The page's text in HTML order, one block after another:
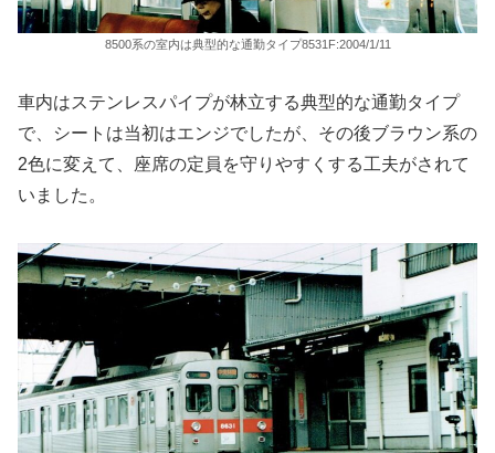
8500系の室内は典型的な通勤タイプ8531F:2004/1/11
車内はステンレスパイプが林立する典型的な通勤タイプ
で、シートは当初はエンジでしたが、その後ブラウン系の
2色に変えて、座席の定員を守りやすくする工夫がされて
いました。